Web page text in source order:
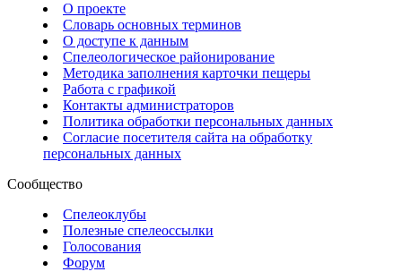
О проекте
Словарь основных терминов
О доступе к данным
Спелеологическое районирование
Методика заполнения карточки пещеры
Работа с графикой
Контакты администраторов
Политика обработки персональных данных
Согласие посетителя сайта на обработку
персональных данных
Сообщество
Спелеоклубы
Полезные спелеоссылки
Голосования
Форум